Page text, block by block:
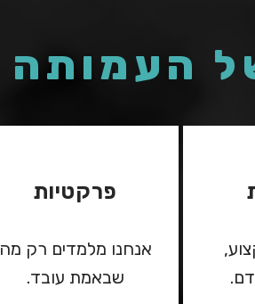
העמותה
פרקטיות
אנחנו מלמדים רק מה
שבאמת עובד.